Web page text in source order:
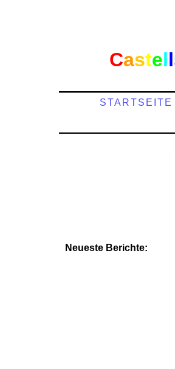
Castell
STARTSEITE
Neueste Berichte: